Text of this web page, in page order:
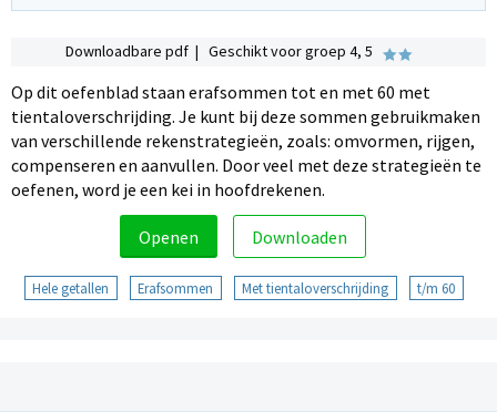
Downloadbare pdf | Geschikt voor groep 4, 5
Op dit oefenblad staan erafsommen tot en met 60 met
tientaloverschrijding. Je kunt bij deze sommen gebruikmaken
van verschillende rekenstrategieën, zoals: omvormen, rijgen,
compenseren en aanvullen. Door veel met deze strategieën te
oefenen, word je een kei in hoofdrekenen.
Openen Downloaden
Hele getallen Erafsommen Met tientaloverschrijding t/m 60